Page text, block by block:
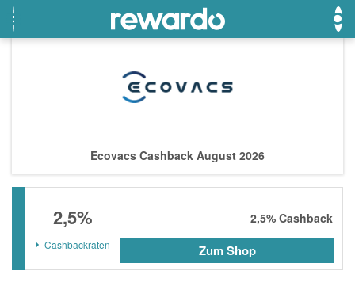
Lieferando
LASCANA
eBay
DOUGLAS Parfümerie
Temu
Beste Gutscheine
Top Gutscheine
Exklusive Gutscheine
Sonderaktionen
Beste Angebote
Top Angebote
Exklusive Angebote
Ecovacs Cashback August 2026
2,5% 2,5% Cashback
Cashbackraten Zum Shop